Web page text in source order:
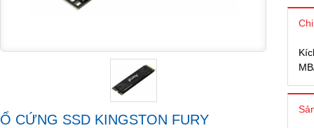
Ổ CỨNG SSD KINGSTON FURY